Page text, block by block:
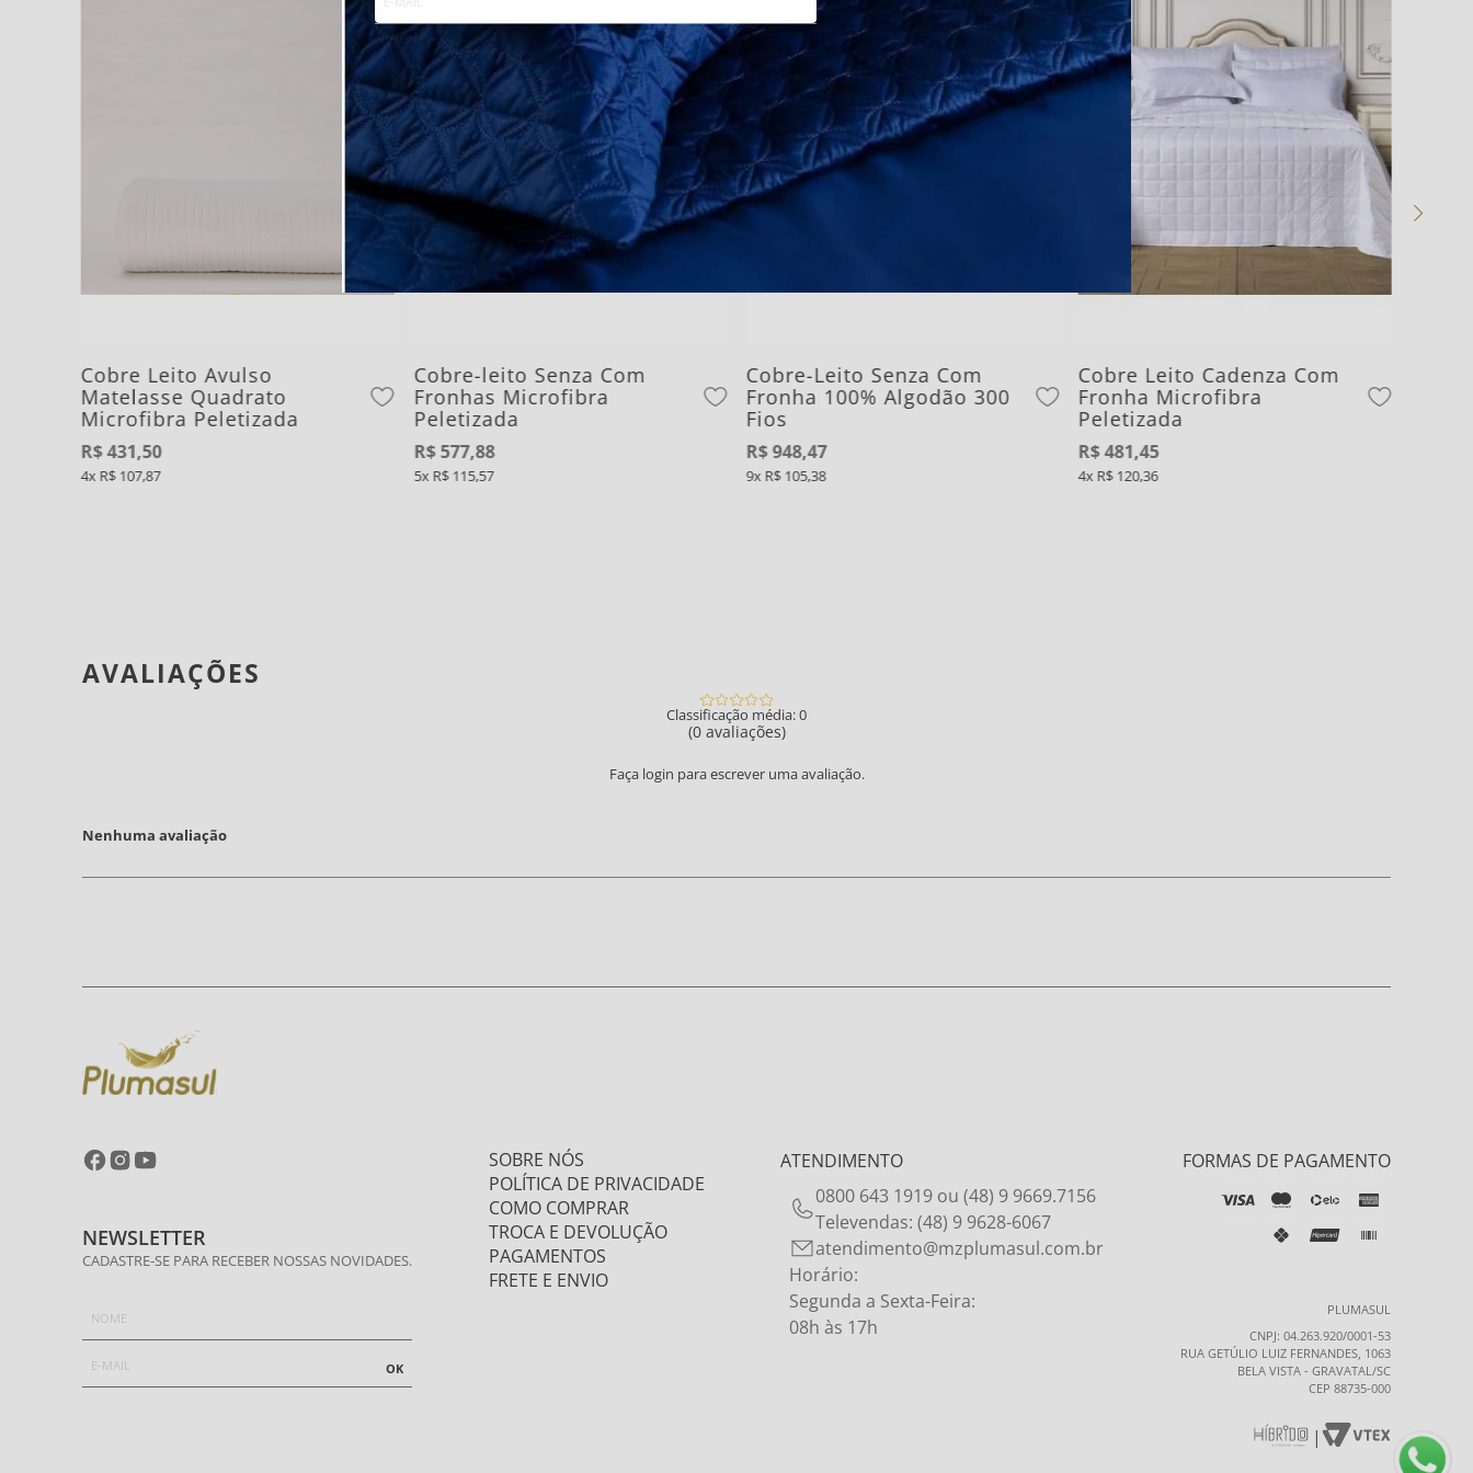
Cobre Leito Avulso
Matelasse Quadrato
Microfibra Peletizada
R$431,50
4 R$107,87
Cobre-leito Senza Com
Fronhas Microfibra
Peletizada
R$ 577,88
5 R$115,57
Cobre-Leito Senza Com
Fronha 100% Algodão 300
Fios
R$948,47
9 R$105,38
Cobre Leito Cadenza Com
Fronha Microfibra
Peletizada
R$481,45
4 R$120,36
AVALIAÇÕES
Classificação média: 0
(0 avaliações)
Faça login para escrever uma avaliação.
Nenhuma avaliação
NEWSLETTER
CADASTRE-SE PARA RECEBER NOSSAS NOVIDADES.
OK
SOBRE NÓS
POLÍTICA DE PRIVACIDADE
COMO COMPRAR
TROCA E DEVOLUÇÃO
PAGAMENTOS
FRETE E ENVIO
ATENDIMENTO
0800 643 1919 ou (48) 9 9669.7156
Televendas: (48) 9 9628-6067
atendimento@mzplumasul.com.br
Horário:
Segunda a Sexta-Feira:
08h às 17h
FORMAS DE PAGAMENTO
PLUMASUL
CNPJ: 04.263.920/0001-53
RUA GETÚLIO LUIZ FERNANDES, 1063
BELA VISTA - GRAVATAL/SC
CEP 88735-000
|